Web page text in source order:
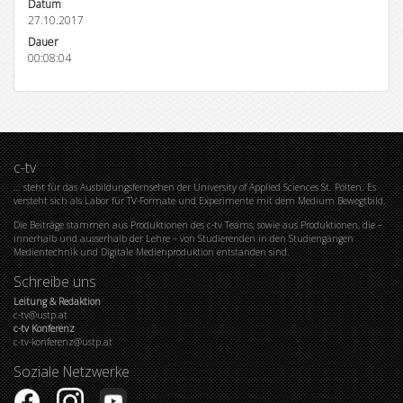
Datum
27.10.2017
Dauer
00:08:04
c-tv
… steht für das Ausbildungsfernsehen der University of Applied Sciences St. Pölten. Es
versteht sich als Labor für TV-Formate und Experimente mit dem Medium Bewegtbild.
Die Beiträge stammen aus Produktionen des c-tv Teams, sowie aus Produktionen, die –
innerhalb und ausserhalb der Lehre – von Studierenden in den Studiengängen
Medientechnik und Digitale Medienproduktion entstanden sind.
Schreibe uns
Leitung & Redaktion
c-tv@ustp.at
c-tv Konferenz
c-tv-konferenz@ustp.at
Soziale Netzwerke